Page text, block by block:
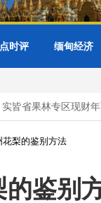
时评 缅甸经济
皆省果林专区现财年
梨的鉴别方法
鉴别